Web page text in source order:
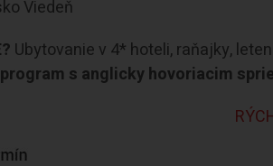
Viedeň
Ubytovanie v 4* hoteli, raňajky,
program s anglicky hovoriacim